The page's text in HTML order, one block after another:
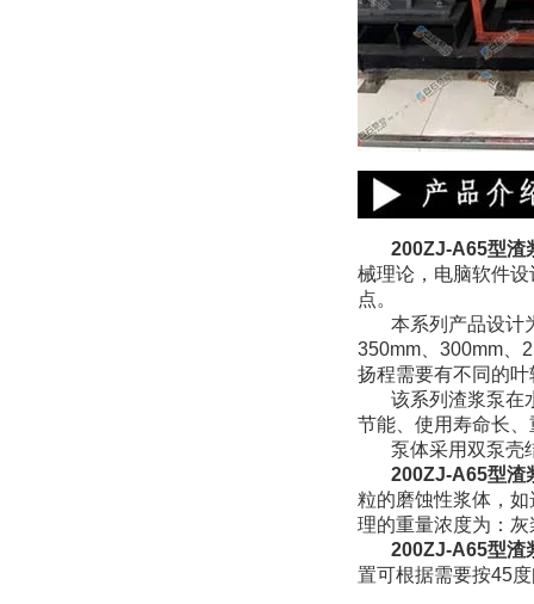
200ZJ-A65型渣
械理论，电脑软件
点。
本系列产品设计
350mm、300mm、
扬程需要有不同的
该系列渣浆泵在
节能、使用寿命长
泵体采用双泵壳
200ZJ-A65型渣
粒的磨蚀性浆体，
理的重量浓度为：
200ZJ-A65型渣
置可根据需要按45